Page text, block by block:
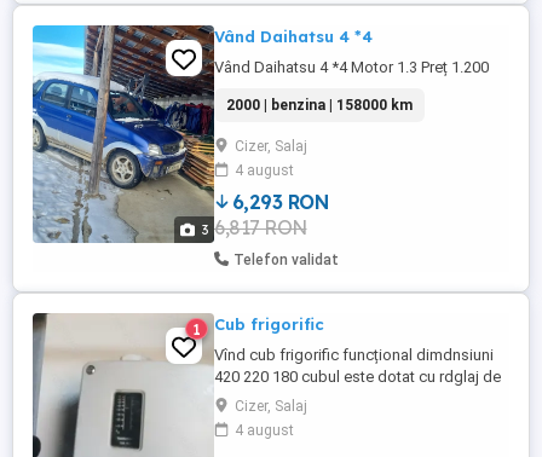
3
Vând Daihatsu 4 *4
Vând Daihatsu 4 *4 Motor 1.3 Preț 1.200
2000 | benzina | 158000 km
Cizer, Salaj
4 august
6,293 RON
6,817 RON
Telefon validat
1 Cub frigorific
Vînd cub frigorific funcțional dimdnsiuni
420 220 180 cubul este dotat cu rdglaj de
temperatură de la zero pînă la -50 de
grade, deasemenea are in dotare și priză
pentru staționare.
Cizer, Salaj
4 august